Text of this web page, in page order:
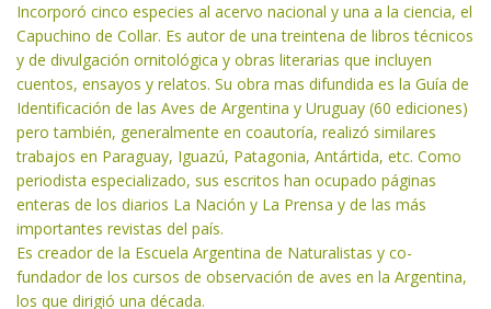
Incorporó cinco especies al acervo nacional y una a la ciencia, el
Capuchino de Collar. Es autor de una treintena de libros técnicos
y de divulgación ornitológica y obras literarias que incluyen
cuentos, ensayos y relatos. Su obra mas difundida es la Guía de
Identificación de las Aves de Argentina y Uruguay (60 ediciones)
pero también, generalmente en coautoría, realizó similares
trabajos en Paraguay, Iguazú, Patagonia, Antártida, etc. Como
periodista especializado, sus escritos han ocupado páginas
enteras de los diarios La Nación y La Prensa y de las más
importantes revistas del país.
Es creador de la Escuela Argentina de Naturalistas y co-
fundador de los cursos de observación de aves en la Argentina,
los que dirigió una década.